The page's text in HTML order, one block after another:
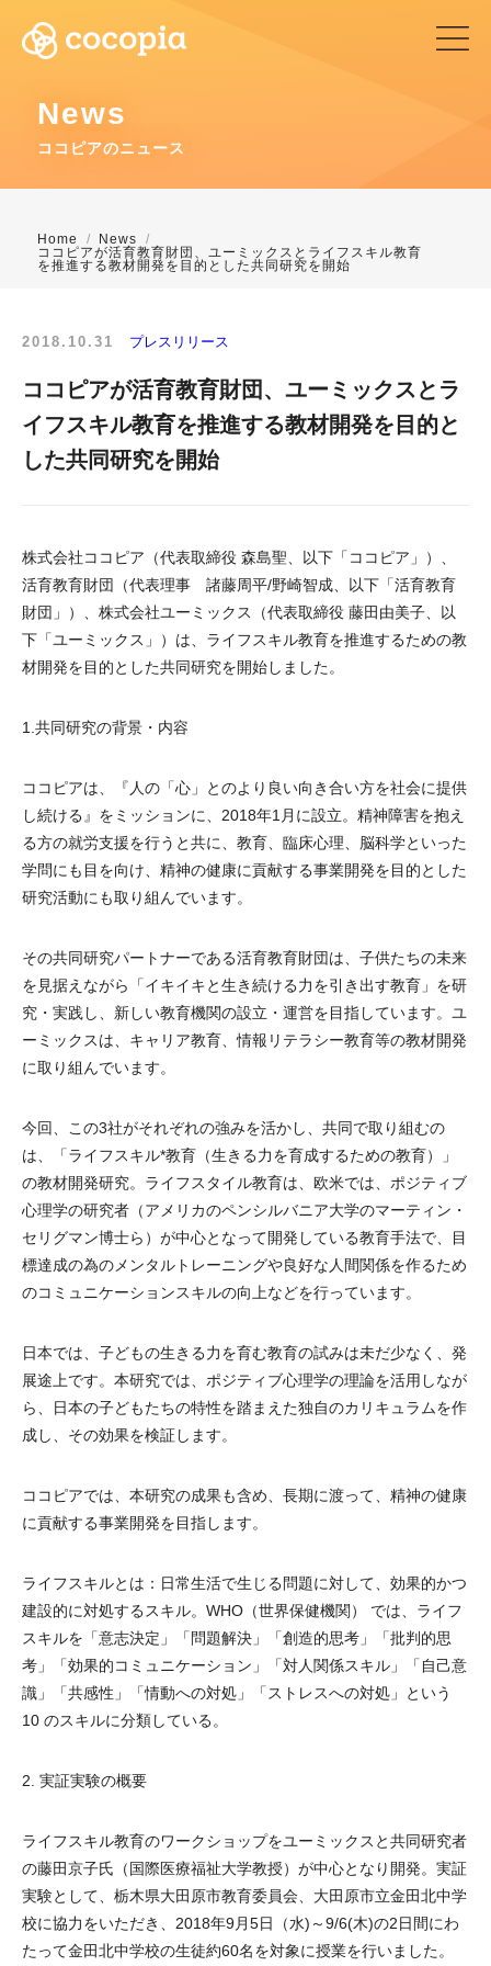
News
ココピアのニュース
Home
News
ココピアが活育教育財団、ユーミックスとライフスキル教育
を推進する教材開発を目的とした共同研究を開始
2018.10.31 プレスリリース
ココピアが活育教育財団、ユーミックスとラ
イフスキル教育を推進する教材開発を目的と
した共同研究を開始
株式会社ココピア（代表取締役 森島聖、以下「ココピア」）、
活育教育財団（代表理事 諸藤周平/野崎智成、以下「活育教育
財団」）、株式会社ユーミックス（代表取締役 藤田由美子、以
下「ユーミックス」）は、ライフスキル教育を推進するための教
材開発を目的とした共同研究を開始しました。
1.共同研究の背景・内容
ココピアは、『人の「心」とのより良い向き合い方を社会に提供
し続ける』をミッションに、2018年1月に設立。精神障害を抱え
る方の就労支援を行うと共に、教育、臨床心理、脳科学といった
学問にも目を向け、精神の健康に貢献する事業開発を目的とした
研究活動にも取り組んでいます。
その共同研究パートナーである活育教育財団は、子供たちの未来
を見据えながら「イキイキと生き続ける力を引き出す教育」を研
究・実践し、新しい教育機関の設立・運営を目指しています。ユ
ーミックスは、キャリア教育、情報リテラシー教育等の教材開発
に取り組んでいます。
今回、この3社がそれぞれの強みを活かし、共同で取り組むの
は、「ライフスキル*教育（生きる力を育成するための教育）」
の教材開発研究。ライフスタイル教育は、欧米では、ポジティブ
心理学の研究者（アメリカのペンシルバニア大学のマーティン・
セリグマン博士ら）が中心となって開発している教育手法で、目
標達成の為のメンタルトレーニングや良好な人間関係を作るため
のコミュニケーションスキルの向上などを行っています。
日本では、子どもの生きる力を育む教育の試みは未だ少なく、発
展途上です。本研究では、ポジティブ心理学の理論を活用しなが
ら、日本の子どもたちの特性を踏まえた独自のカリキュラムを作
成し、その効果を検証します。
ココピアでは、本研究の成果も含め、長期に渡って、精神の健康
に貢献する事業開発を目指します。
ライフスキルとは：日常生活で生じる問題に対して、効果的かつ
建設的に対処するスキル。WHO（世界保健機関） では、ライフ
スキルを「意志決定」「問題解決」「創造的思考」「批判的思
考」「効果的コミュニケーション」「対人関係スキル」「自己意
識」「共感性」「情動への対処」「ストレスへの対処」という
10 のスキルに分類している。
2. 実証実験の概要
ライフスキル教育のワークショップをユーミックスと共同研究者
の藤田京子氏（国際医療福祉大学教授）が中心となり開発。実証
実験として、栃木県大田原市教育委員会、大田原市立金田北中学
校に協力をいただき、2018年9月5日（水)～9/6(木)の2日間にわ
たって金田北中学校の生徒約60名を対象に授業を行いました。